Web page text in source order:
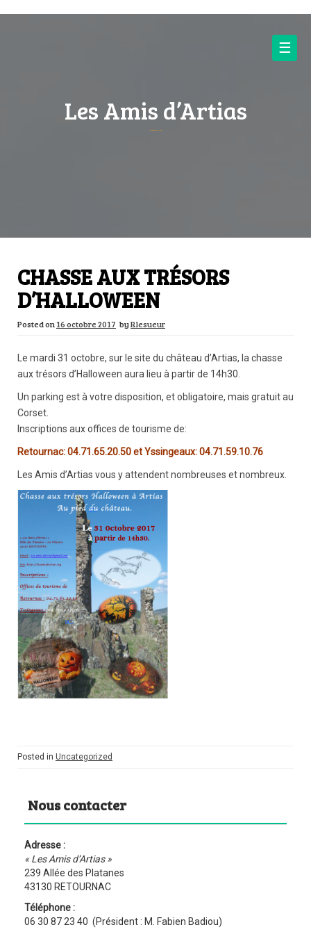
☰
Les Amis d’Artias
CHASSE AUX TRÉSORS
D’HALLOWEEN
Posted on16 octobre 2017 byRlesueur
Le mardi 31 octobre, sur le site du château d’Artias, la chasse
aux trésors d’Halloween aura lieu à partir de 14h30.
Un parking est à votre disposition, et obligatoire, mais gratuit au
Corset.
Inscriptions aux offices de tourisme de:
Retournac: 04.71.65.20.50 et Yssingeaux: 04.71.59.10.76
Les Amis d’Artias vous y attendent nombreuses et nombreux.
Posted in Uncategorized
Nous contacter
Adresse :
« Les Amis d’Artias »
239 Allée des Platanes
43130 RETOURNAC
Téléphone :
06 30 87 23 40 (Président : M. Fabien Badiou)